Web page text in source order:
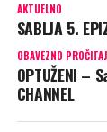
AKTUELNO
SABLJA 5.
OBAVEZNO PROČITAJ
OPTUŽENI –
CHANNEL